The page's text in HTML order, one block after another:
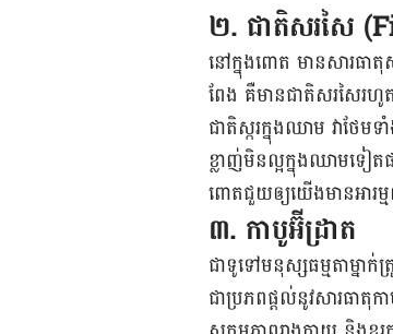
២. ជាតិ​សរសៃ​
នៅ​ក្នុង​ពោត​ មាន​សារធ
ពែង គឺ​មាន​ជាតិ​សរសៃ​រ
ជាតិ​ស្ករ​ក្នុង​ឈាម វា​ថែ
ខ្លាញ់​មិន​ល្អ​ក្នុង​ឈាម​ទៀ
ពោត​​ជួយ​ឲ្យ​យើង​​មាន​អារម្
៣. កាបូ​អ៊ី​ដ្រាត
ជា​ទូទៅ​មនុស្ស​ធម្មតា​ម្ន
ជា​ប្រភពផ្តល់​នូវ​សារធាតុ​